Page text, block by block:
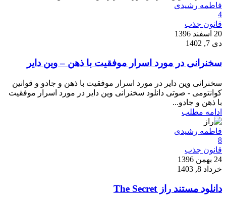
فاطمه رشیدی
4
قانون جذب
20 اسفند 1396
دی 7, 1402
سخنرانی در مورد اسرار موفقیت با ذهن – وین دایر
سخنرانی وین دایر در مورد اسرار موفقیت با ذهن و جادو و قوانین
کوانتومی - صوتی دانلود سخنرانی وین دایر در مورد اسرار موفقیت
با ذهن و جادو...
ادامه مطلب
فاطمه رشیدی
8
قانون جذب
24 بهمن 1396
خرداد 8, 1403
دانلود مستند راز The Secret